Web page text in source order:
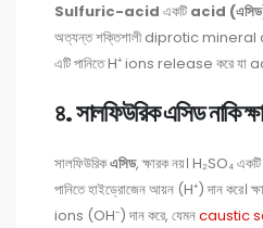
Sulfuric-acid একটি acid
অত্যন্ত শক্তিশালী diprotic
এটি পানিতে H⁺ ions release করে যা
৪. সালফিউরিক এসিড নাকি
সালফিউরিকএসিড, ক্ষারক নয়। H₂SO₄
পানিতে হাইড্রোজেন আয়ন (H⁺) দান করে।
ions (OH⁻) দান করে, যেমনcaustic